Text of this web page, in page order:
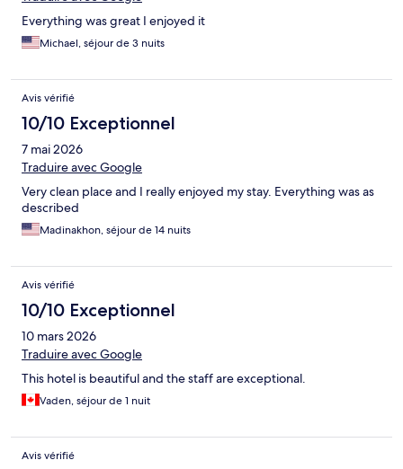
Everything was great I enjoyed it
Michael, séjour de 3 nuits
Avis vérifié
10/10 Exceptionnel
7 mai 2026
Traduire avec Google
Very clean place and I really enjoyed my stay. Everything was as
described
Madinakhon, séjour de 14 nuits
Avis vérifié
10/10 Exceptionnel
10 mars 2026
Traduire avec Google
This hotel is beautiful and the staff are exceptional.
Vaden, séjour de 1 nuit
Avis vérifié